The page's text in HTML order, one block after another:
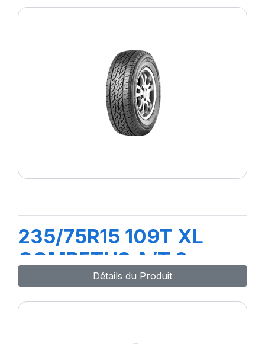
235/75R15 109T XL
COMPETUS A/T 2
Détails du Produit